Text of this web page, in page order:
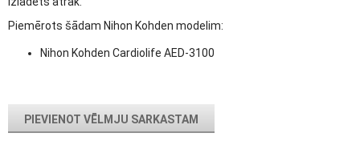
Piemērots šādam Nihon Kohden modelim:
Nihon Kohden Cardiolife AED-3100
PIEVIENOT VĒLMJU SARKASTAM